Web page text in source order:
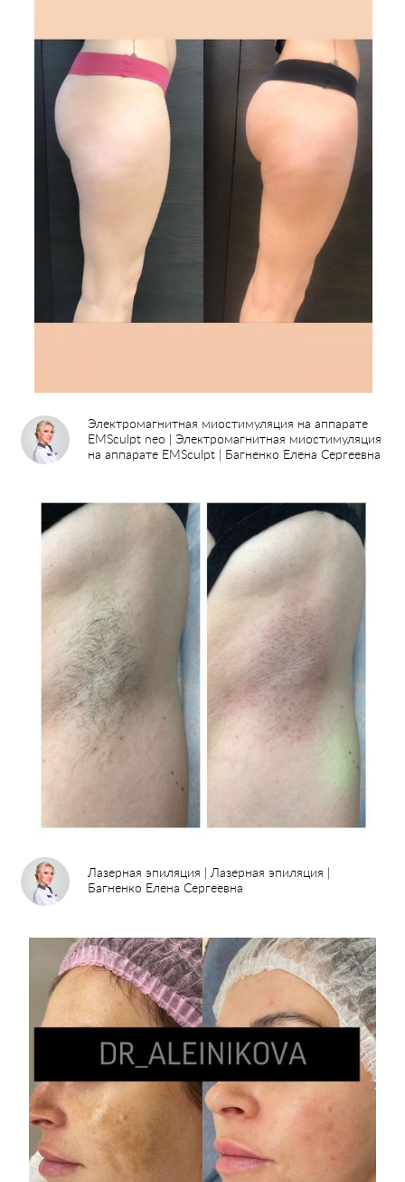
Электромагнитная миостимуляция на аппарате
EMSculpt neo | Электромагнитная миостимуляция
на аппарате EMSculpt | Багненко Елена Сергеевна
Лазерная эпиляция | Лазерная эпиляция |
Багненко Елена Сергеевна